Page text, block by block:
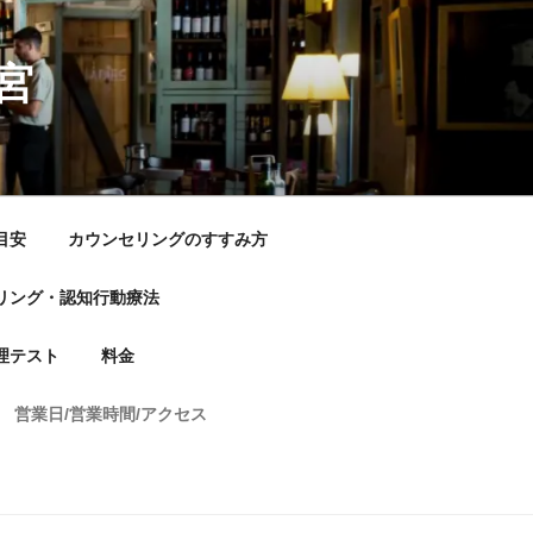
安 カウンセリングのすすみ方
ング・認知行動療法
テスト 料金
営業日/営業時間/アクセス